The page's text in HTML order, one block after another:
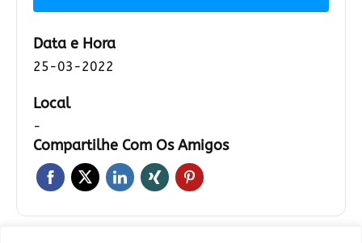
Data e Hora
25-03-2022
Local
-
Compartilhe Com Os Amigos